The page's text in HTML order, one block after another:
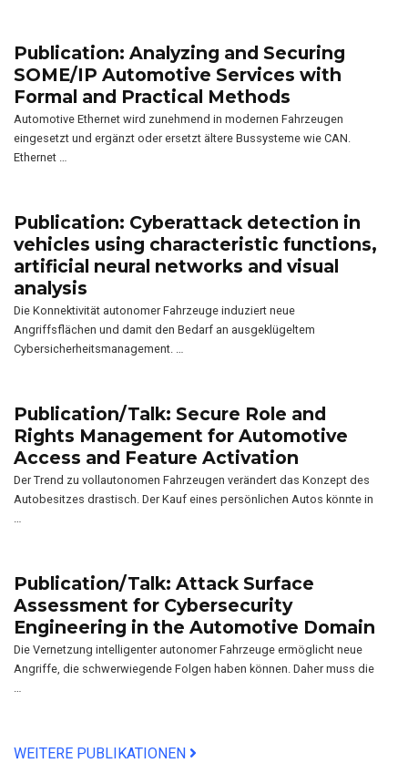
Publication: Analyzing and Securing
SOME/IP Automotive Services with
Formal and Practical Methods
Automotive Ethernet wird zunehmend in modernen Fahrzeugen
eingesetzt und ergänzt oder ersetzt ältere Bussysteme wie CAN.
Ethernet …
Publication: Cyberattack detection in
vehicles using characteristic functions,
artificial neural networks and visual
analysis
Die Konnektivität autonomer Fahrzeuge induziert neue
Angriffsflächen und damit den Bedarf an ausgeklügeltem
Cybersicherheitsmanagement. …
Publication/Talk: Secure Role and
Rights Management for Automotive
Access and Feature Activation
Der Trend zu vollautonomen Fahrzeugen verändert das Konzept des
Autobesitzes drastisch. Der Kauf eines persönlichen Autos könnte in
Publication/Talk: Attack Surface
Assessment for Cybersecurity
Engineering in the Automotive Domain
Die Vernetzung intelligenter autonomer Fahrzeuge ermöglicht neue
Angriffe, die schwerwiegende Folgen haben können. Daher muss die
WEITERE PUBLIKATIONEN